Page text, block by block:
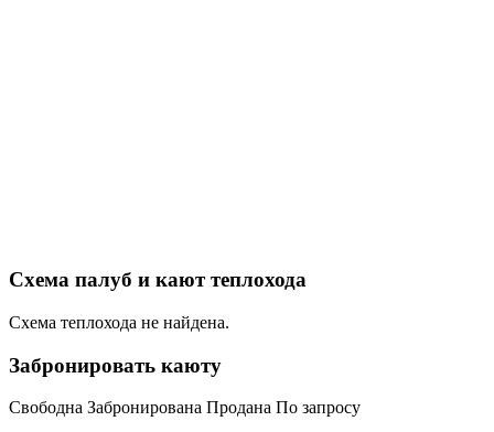
Схема палуб и кают теплохода
Схема теплохода не найдена.
Забронировать каюту
Свободна Забронирована Продана По запросу